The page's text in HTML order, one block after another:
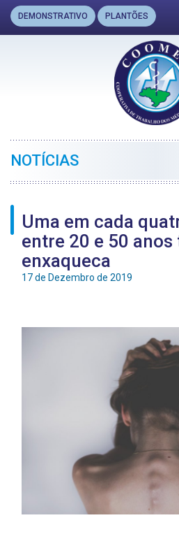
DEMONSTRATIVO PLANTÕES
NOTÍCIAS
Uma em cada
entre 20 e 50 anos
enxaqueca
17 de Dezembro de 2019